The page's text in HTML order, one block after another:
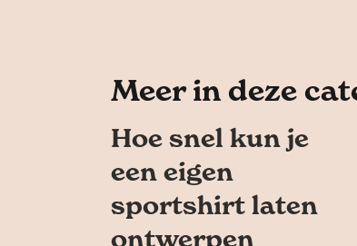
Meer in deze
Hoe snel kun je
een eigen
sportshirt laten
ontwerpen